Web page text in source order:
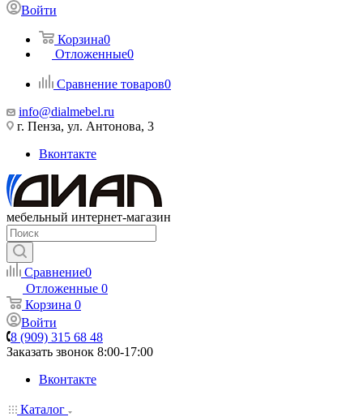
Войти
Корзина0
Отложенные0
Сравнение товаров0
info@dialmebel.ru
г. Пенза, ул. Антонова, 3
Вконтакте
мебельный интернет-магазин
Сравнение0
Отложенные 0
Корзина 0
Войти
8 (909) 315 68 48
Заказать звонок 8:00-17:00
Вконтакте
Каталог